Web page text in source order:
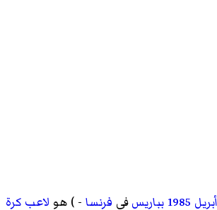
1985 بباريسفي فرنسا - ) هو لاعب كرة